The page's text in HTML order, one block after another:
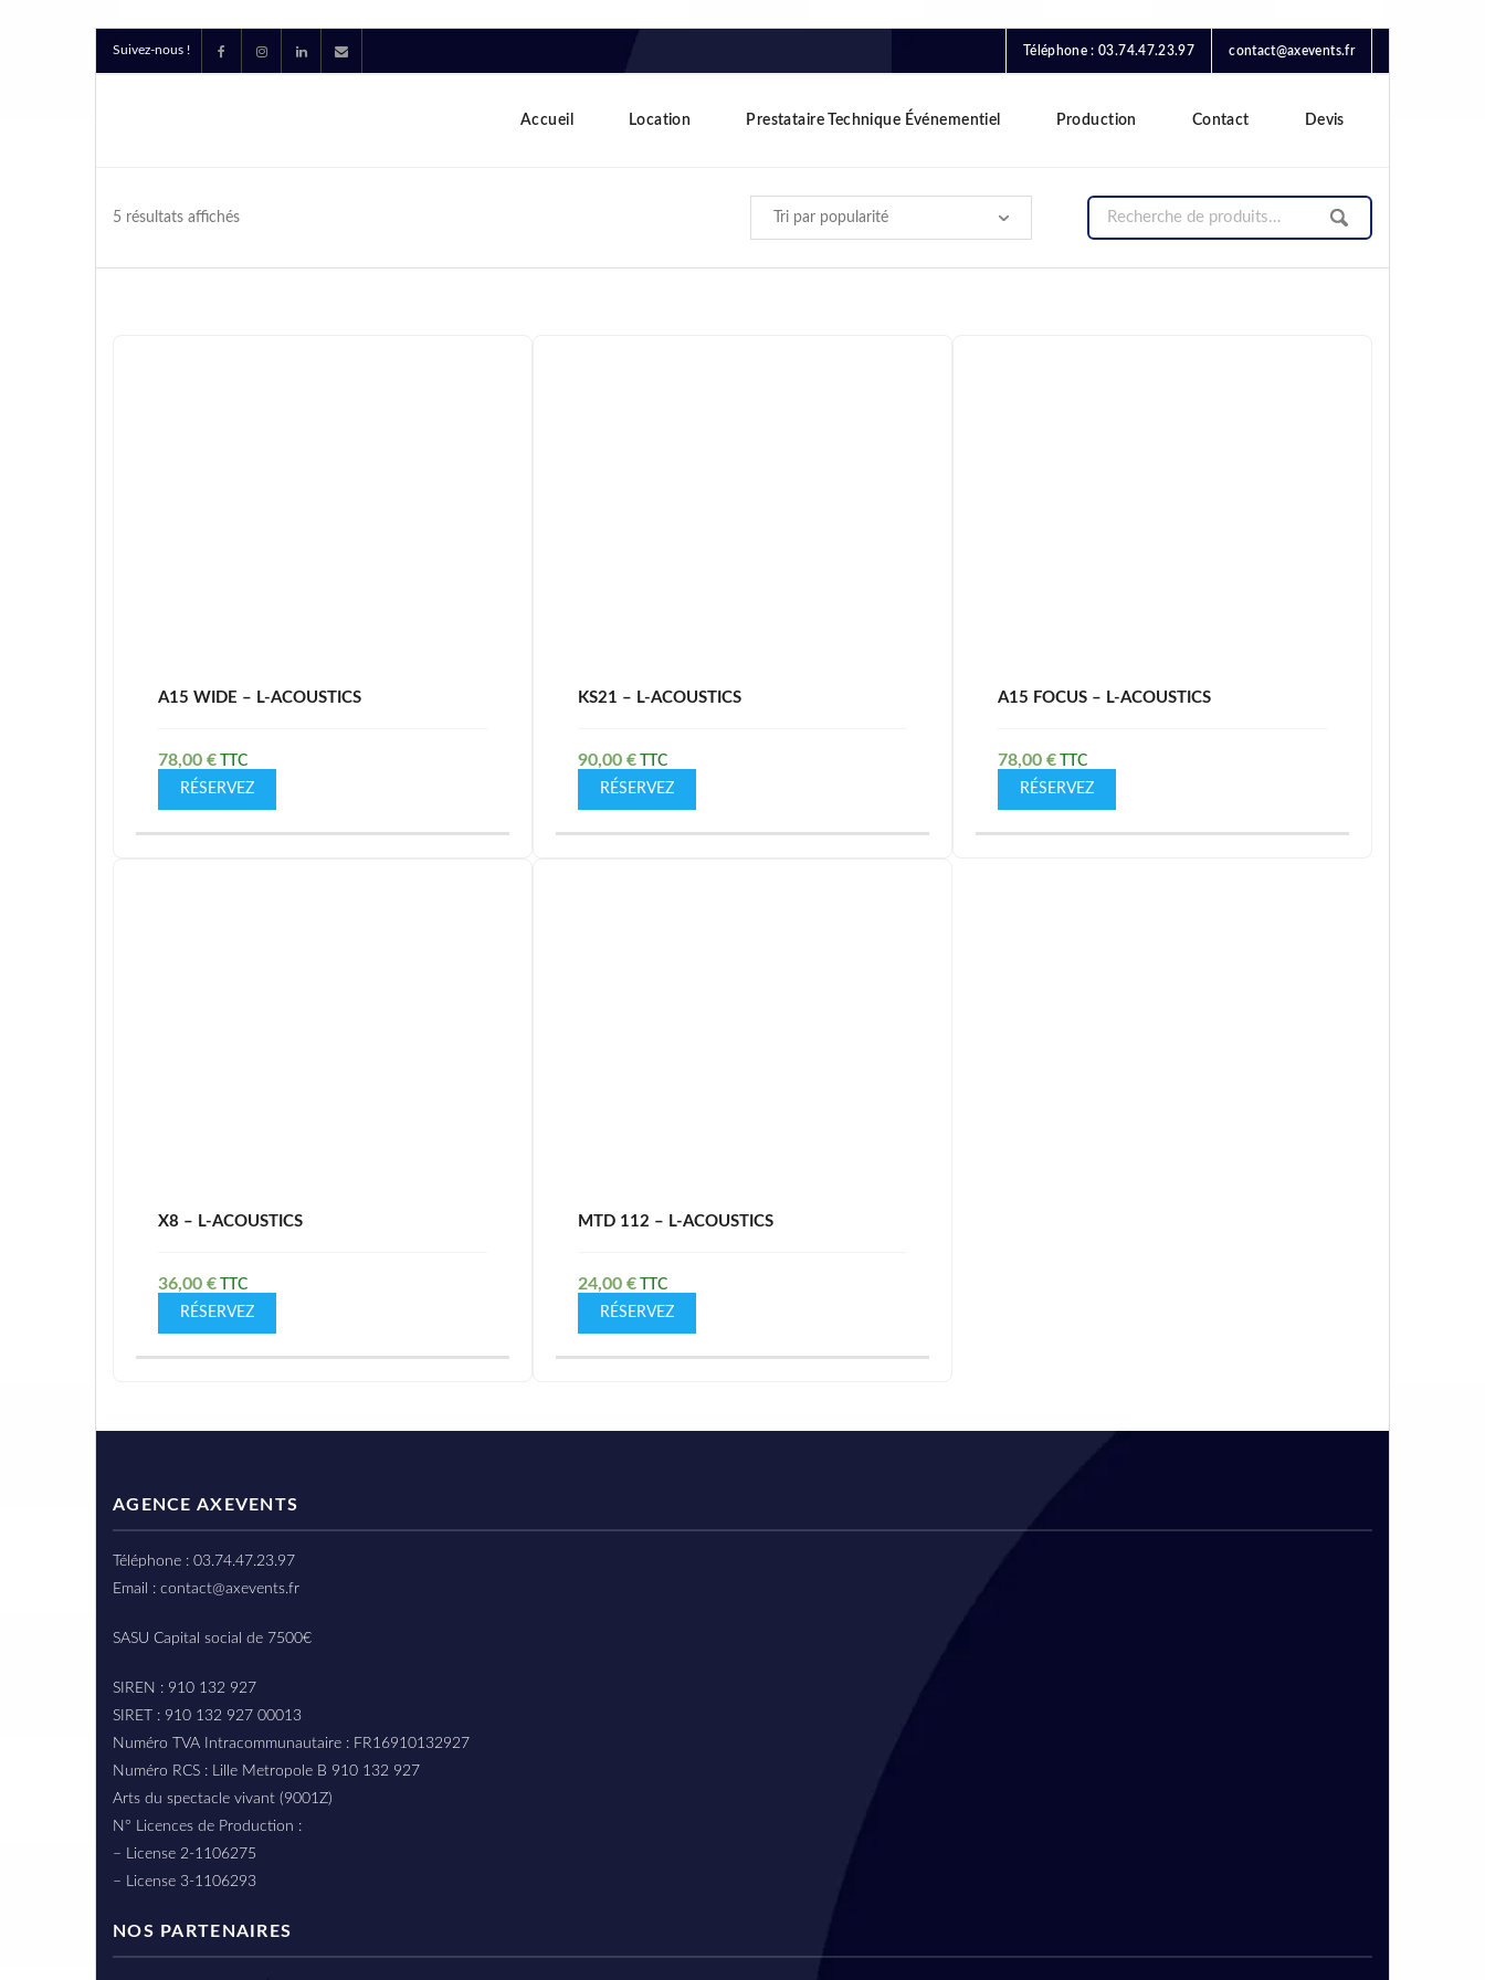
Suivez-nous ! Téléphone : 03.74.47.23.97 contact@axevents.fr
Accueil Location Prestataire Technique Événementiel Production Contact Devis
5 résultats affichés
A15 WIDE – L-ACOUSTICS
78,00 €
RÉSERVEZ
KS21 – L-ACOUSTICS
90,00 €
RÉSERVEZ
A15 FOCUS – L-ACOUSTICS
78,00 €
RÉSERVEZ
X8 – L-ACOUSTICS
36,00 €
RÉSERVEZ
MTD 112 – L-ACOUSTICS
24,00 €
RÉSERVEZ
AGENCE AXEVENTS
Téléphone : 03.74.47.23.97
Email : contact@axevents.fr
SASU Capital social de 7500€
SIREN : 910 132 927
SIRET : 910 132 927 00013
Numéro TVA Intracommunautaire : FR16910132927
Numéro RCS : Lille Metropole B 910 132 927
Arts du spectacle vivant (9001Z)
N° Licences de Production :
– License 2-1106275
– License 3-1106293
NOS PARTENAIRES